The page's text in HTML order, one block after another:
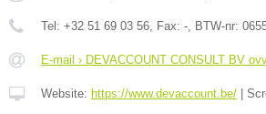
Tel: +32 51 69 03 56, Fax: -, BTW-nr:
E-mail › DEVACCOUNT CONSULT BV
Website: https://www.devaccount.be/